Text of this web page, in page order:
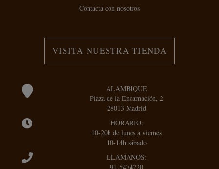
Contacta con nosotros
VISITA NUESTRA TIENDA
ALAMBIQUE
Plaza de la Encarnación, 2
28013 Madrid
HORARIO:
10-20h de lunes a viernes
10-14h sábado
LLÁMANOS:
91-5474220